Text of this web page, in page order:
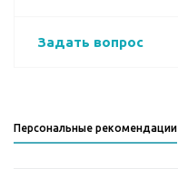
Задать вопрос
Персональные рекомендации